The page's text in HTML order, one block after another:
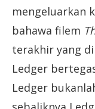
mengeluarkan
bahawa filem
terakhir yang
Ledger
Ledger